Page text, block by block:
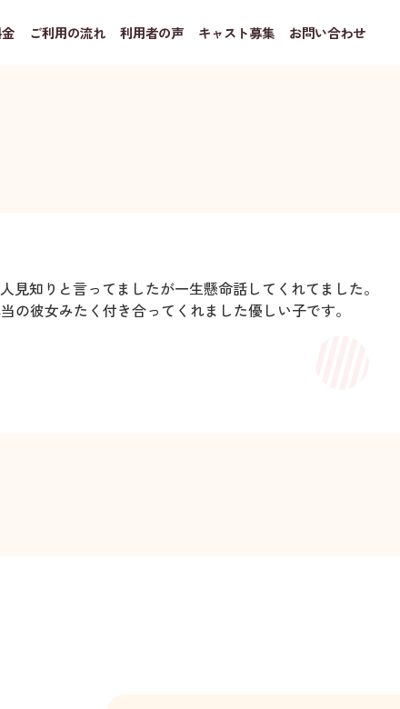
ご利用の流れ 利用者の声 キャスト募集 お問い合わせ
見知りと言ってましたが一生懸命話してくれてました。
の彼女みたく付き合ってくれました優しい子です。